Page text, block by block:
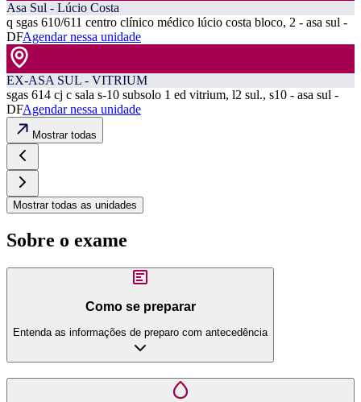
Asa Sul - Lúcio Costa
q sgas 610/611 centro clínico médico lúcio costa bloco, 2 - asa sul -
DFAgendar nessa unidade
EX-ASA SUL - VITRIUM
sgas 614 cj c sala s-10 subsolo 1 ed vitrium, l2 sul., s10 - asa sul -
DFAgendar nessa unidade
Mostrar todas
Mostrar todas as unidades
Sobre o exame
Como se preparar
Entenda as informações de preparo com antecedência